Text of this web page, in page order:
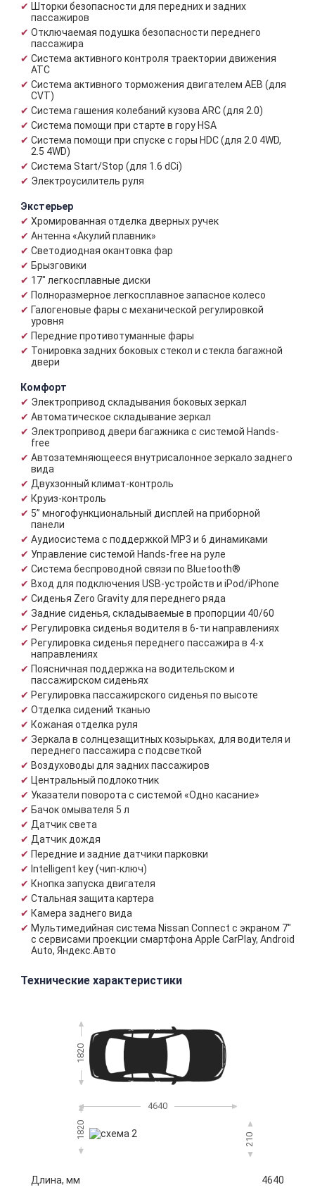
Шторки безопасности для передних и задних
пассажиров
Отключаемая подушка безопасности переднего
пассажира
Система активного контроля траектории движения
АТС
Система активного торможения двигателем АЕВ (для
CVT)
Система гашения колебаний кузова ARC (для 2.0)
Система помощи при старте в гору HSA
Система помощи при спуске с горы HDC (для 2.0 4WD,
2.5 4WD)
Система Start/Stop (для 1.6 dCi)
Электроусилитель руля
Экстерьер
Хромированная отделка дверных ручек
Антенна «Акулий плавник»
Светодиодная окантовка фар
Брызговики
17" легкосплавные диски
Полноразмерное легкосплавное запасное колесо
Галогеновые фары с механической регулировкой
уровня
Передние противотуманные фары
Тонировка задних боковых стекол и стекла багажной
двери
Комфорт
Электропривод складывания боковых зеркал
Автоматическое складывание зеркал
Электропривод двери багажника с системой Hands-
free
Автозатемняющееся внутрисалонное зеркало заднего
вида
Двухзонный климат-контроль
Круиз-контроль
5” многофункциональный дисплей на приборной
панели
Аудиосистема с поддержкой MP3 и 6 динамиками
Управление системой Hands-free на руле
Система беспроводной связи по Bluetooth®
Вход для подключения USB-устройств и iPod/iPhone
Сиденья Zero Gravity для переднего ряда
Задние сиденья, складываемые в пропорции 40/60
Регулировка сиденья водителя в 6-ти направлениях
Регулировка сиденья переднего пассажира в 4-х
направлениях
Поясничная поддержка на водительском и
пассажирском сиденьях
Регулировка пассажирского сиденья по высоте
Отделка сидений тканью
Кожаная отделка руля
Зеркала в солнцезащитных козырьках, для водителя и
переднего пассажира с подсветкой
Воздуховоды для задних пассажиров
Центральный подлокотник
Указатели поворота с системой «Одно касание»
Бачок омывателя 5 л
Датчик света
Датчик дождя
Передние и задние датчики парковки
Intelligent key (чип-ключ)
Кнопка запуска двигателя
Стальная защита картера
Камера заднего вида
Мультимедийная система Nissan Connect с экраном 7"
с сервисами проекции смартфона Apple CarPlay, Android
Auto, Яндекс.Авто
Технические характеристики
1820
4640
1820 210
Длина, мм 4640